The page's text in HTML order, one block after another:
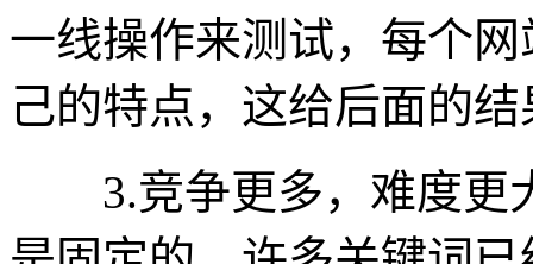
一线操作来测试，每个
己的特点，这给后面的
3.竞争更多，难度更